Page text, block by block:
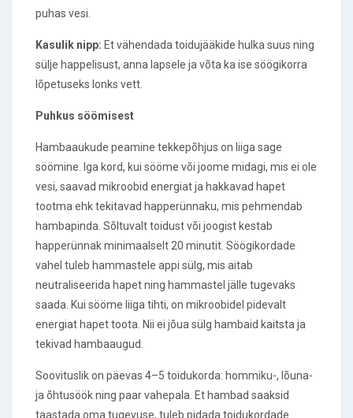
puhas vesi.
Kasulik nipp: Et vähendada toidujääkide hulka suus ning
sülje happelisust, anna lapsele ja võta ka ise söögikorra
lõpetuseks lonks vett.
Puhkus söömisest
Hambaaukude peamine tekkepõhjus on liiga sage
söömine. Iga kord, kui sööme või joome midagi, mis ei ole
vesi, saavad mikroobid energiat ja hakkavad hapet
tootma ehk tekitavad happerünnaku, mis pehmendab
hambapinda. Sõltuvalt toidust või joogist kestab
happerünnak minimaalselt 20 minutit. Söögikordade
vahel tuleb hammastele appi sülg, mis aitab
neutraliseerida hapet ning hammastel jälle tugevaks
saada. Kui sööme liiga tihti, on mikroobidel pidevalt
energiat hapet toota. Nii ei jõua sülg hambaid kaitsta ja
tekivad hambaaugud.
Soovituslik on päevas 4–5 toidukorda: hommiku-, lõuna-
ja õhtusöök ning paar vahepala. Et hambad saaksid
taastada oma tugevuse, tuleb pidada toidukordade